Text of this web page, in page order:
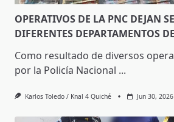
OPERATIVOS DE LA PNC DEJAN
DIFERENTES DEPARTAMENTOS
Como resultado de diversos
por la Policía Nacional ...
Karlos Toledo / Knal 4 Quiché Jun 30, 2026